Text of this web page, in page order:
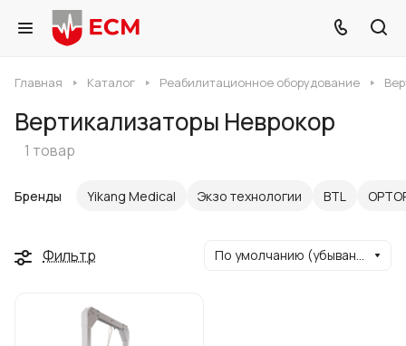
Главная Каталог Реабилитационное оборудование
Вертикализаторы Неврокор
1 товар
Бренды Yikang Medical Экзо технологии BTL
Фильтр По умолчанию (убывание)